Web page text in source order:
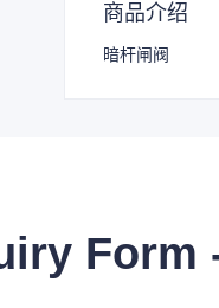
商品介绍
暗杆闸阀
Form